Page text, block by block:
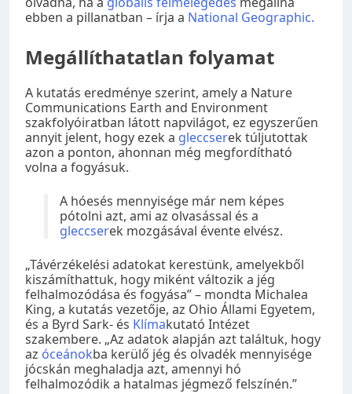
ebben a pillanatban – írja a National Geographic.
Megállíthatatlan folyamat
A kutatás eredménye szerint, amely a Nature
Communications Earth and Environment
szakfolyóiratban látott napvilágot, ez egyszerűen
annyit jelent, hogy ezek a gleccserek túljutottak
azon a ponton, ahonnan még megfordítható
volna a fogyásuk.
A hóesés mennyisége már nem képes
pótolni azt, ami az olvasással és a
gleccserek mozgásával évente elvész.
„Távérzékelési adatokat kerestünk, amelyekből
kiszámíthattuk, hogy miként változik a jég
felhalmozódása és fogyása” – mondta Michalea
King, a kutatás vezetője, az Ohio Állami Egyetem,
és a Byrd Sark- és Klímakutató Intézet
szakembere. „Az adatok alapján azt találtuk, hogy
az óceánokba kerülő jég és olvadék mennyisége
jócskán meghaladja azt, amennyi hó
felhalmozódik a hatalmas jégmező felszínén.”